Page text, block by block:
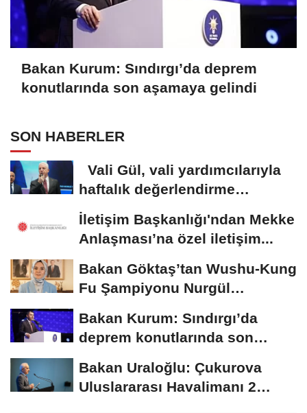
Bakan Kurum: Sındırgı’da deprem
konutlarında son aşamaya gelindi
SON HABERLER
Vali Gül, vali yardımcılarıyla
haftalık değerlendirme
toplantısı...
İletişim Başkanlığı'ndan Mekke
Anlaşması’na özel iletişim...
Bakan Göktaş’tan Wushu-Kung
Fu Şampiyonu Nurgül
Bakan Kurum: Sındırgı’da
deprem konutlarında son
Bakan Uraloğlu: Çukurova
Uluslararası Havalimanı 2